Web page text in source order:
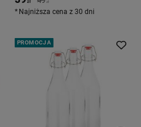
zł zł
Najniższa cena z 30 dni
PROMOCJA